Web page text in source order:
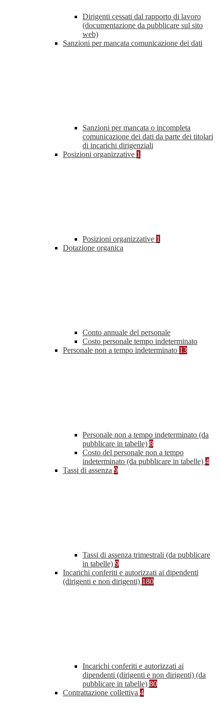
Dirigenti cessati dal rapporto di lavoro
(documentazione da pubblicare sul sito
web)
Sanzioni per mancata comunicazione dei dati
Sanzioni per mancata o incompleta
comunicazione dei dati da parte dei titolari
di incarichi dirigenziali
Posizioni organizzative 1
Posizioni organizzative 1
Dotazione organica
Conto annuale del personale
Costo personale tempo indeterminato
Personale non a tempo indeterminato 13
Personale non a tempo indeterminato (da
pubblicare in tabelle) 8
Costo del personale non a tempo
indeterminato (da pubblicare in tabelle) 4
Tassi di assenza 9
Tassi di assenza trimestrali (da pubblicare
in tabelle) 9
Incarichi conferiti e autorizzati ai dipendenti
(dirigenti e non dirigenti) 180
Incarichi conferiti e autorizzati ai
dipendenti (dirigenti e non dirigenti) (da
pubblicare in tabelle) 80
Contrattazione collettiva 4